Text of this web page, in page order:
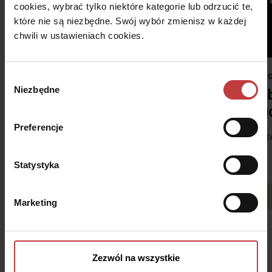
cookies, wybrać tylko niektóre kategorie lub odrzucić te,
które nie są niezbędne. Swój wybór zmienisz w każdej
chwili w ustawieniach cookies.
zgody
Niezbędne
Preferencje
Statystyka
Marketing
Zezwól na wszystkie
Broszura informacyjna
Doskonała lokalizacja i stylowa architektura.